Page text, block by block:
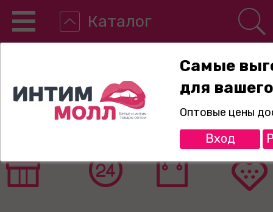
Каталог
8-800-775-89-65
Самые
для
Оптовые цены
Вход